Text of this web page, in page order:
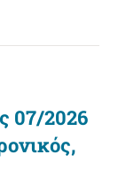
07/2026